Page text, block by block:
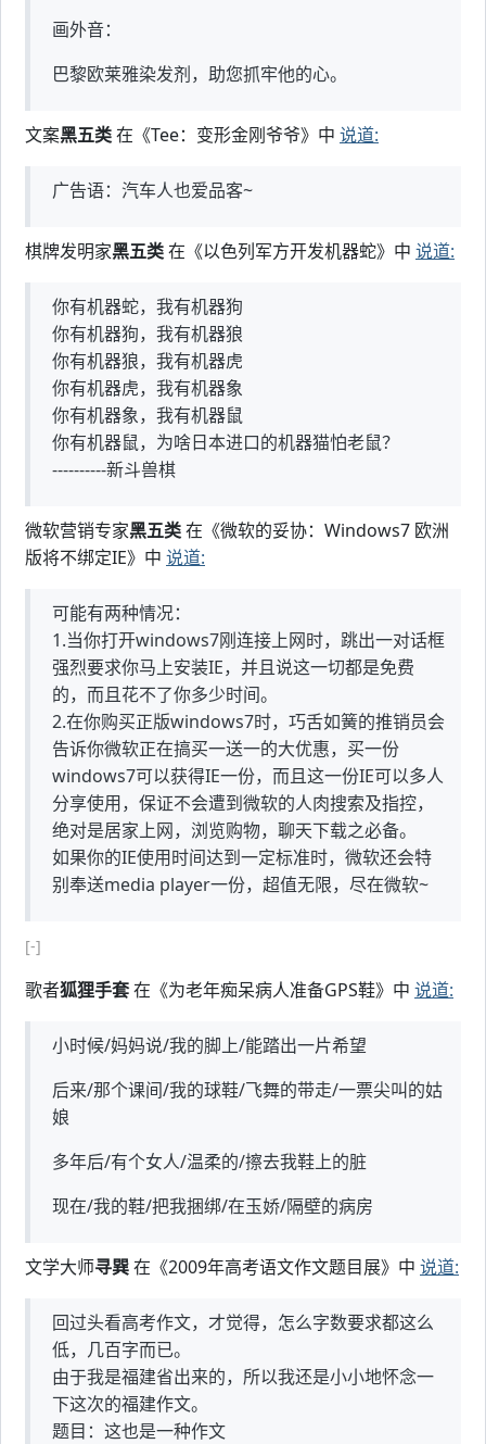
画外音：
巴黎欧莱雅染发剂，助您抓牢他的心。
文案黑五类在《Tee：变形金刚爷爷》中 说道:
广告语：汽车人也爱品客~
棋牌发明家黑五类在《以色列军方开发机器蛇》中 说道:
你有机器蛇，我有机器狗
你有机器狗，我有机器狼
你有机器狼，我有机器虎
你有机器虎，我有机器象
你有机器象，我有机器鼠
你有机器鼠，为啥日本进口的机器猫怕老鼠？
----------新斗兽棋
微软营销专家黑五类在《微软的妥协：Windows7 欧洲
版将不绑定IE》中 说道:
可能有两种情况：
1.当你打开windows7刚连接上网时，跳出一对话框
强烈要求你马上安装IE，并且说这一切都是免费
的，而且花不了你多少时间。
2.在你购买正版windows7时，巧舌如簧的推销员会
告诉你微软正在搞买一送一的大优惠，买一份
windows7可以获得IE一份，而且这一份IE可以多人
分享使用，保证不会遭到微软的人肉搜索及指控，
绝对是居家上网，浏览购物，聊天下载之必备。
如果你的IE使用时间达到一定标准时，微软还会特
别奉送media player一份，超值无限，尽在微软~
[-]
歌者狐狸手套在《为老年痴呆病人准备GPS鞋》中 说道:
小时候/妈妈说/我的脚上/能踏出一片希望
后来/那个课间/我的球鞋/飞舞的带走/一票尖叫的姑
娘
多年后/有个女人/温柔的/擦去我鞋上的脏
现在/我的鞋/把我捆绑/在玉娇/隔壁的病房
文学大师寻巽在《2009年高考语文作文题目展》中 说道:
回过头看高考作文，才觉得，怎么字数要求都这么
低，几百字而已。
由于我是福建省出来的，所以我还是小小地怀念一
下这次的福建作文。
题目：这也是一种作文